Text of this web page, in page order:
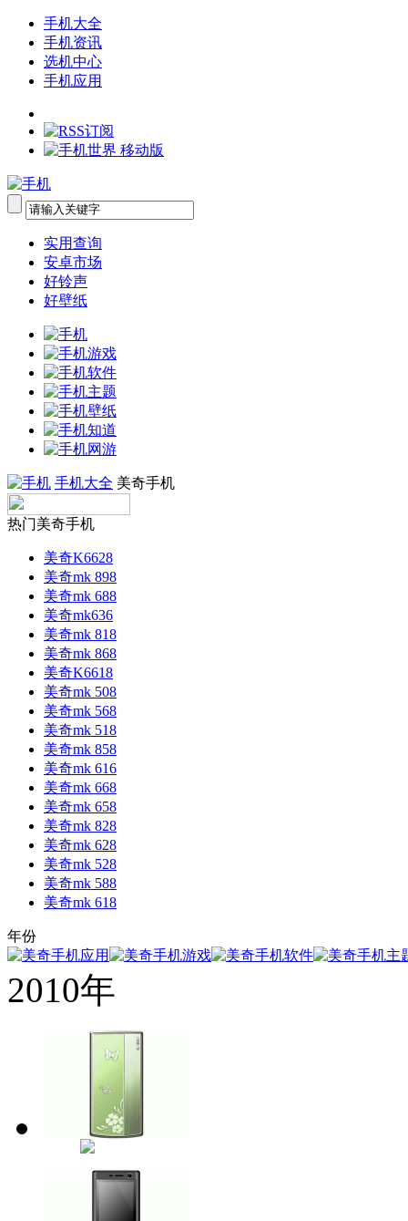
手机大全
手机资讯
选机中心
手机应用
实用查询
安卓市场
好铃声
好壁纸
手机大全 美奇手机
热门美奇手机
美奇K6628
美奇mk 898
美奇mk 688
美奇mk636
美奇mk 818
美奇mk 868
美奇K6618
美奇mk 508
美奇mk 568
美奇mk 518
美奇mk 858
美奇mk 616
美奇mk 668
美奇mk 658
美奇mk 828
美奇mk 628
美奇mk 528
美奇mk 588
美奇mk 618
年份
2010年